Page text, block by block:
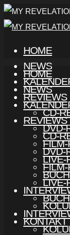
HOME
NEWS
REVIEWS
CD-
DVD-
FILM-
LIVE-
KONTAKT
HOME
NEWS
REVIEWS
CD-
DVD-
FILM-
LIVE-